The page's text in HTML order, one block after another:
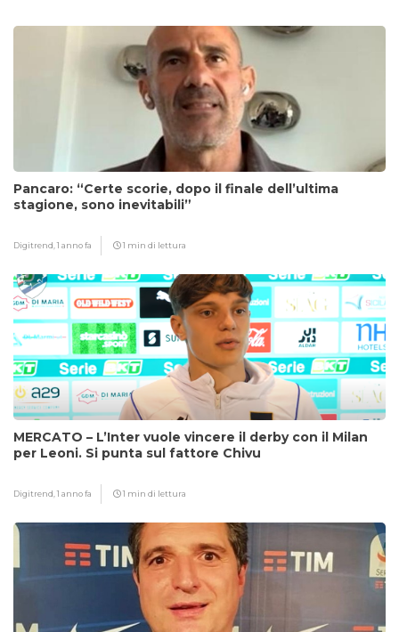
Pancaro: “Certe scorie, dopo il finale dell’ultima
stagione, sono inevitabili”
Digitrend,1 anno fa 1 min di lettura
MERCATO – L’Inter vuole vincere il derby con il Milan
per Leoni. Si punta sul fattore Chivu
Digitrend,1 anno fa 1 min di lettura